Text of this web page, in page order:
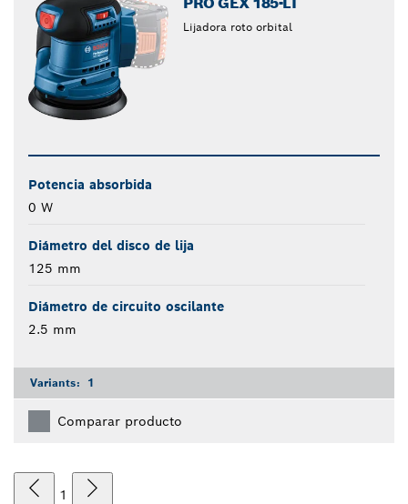
Lijadora roto orbital
Potencia absorbida
0 W
Diámetro del disco de lija
125 mm
Diámetro de circuito oscilante
2.5 mm
Variants: 1
Comparar producto
1